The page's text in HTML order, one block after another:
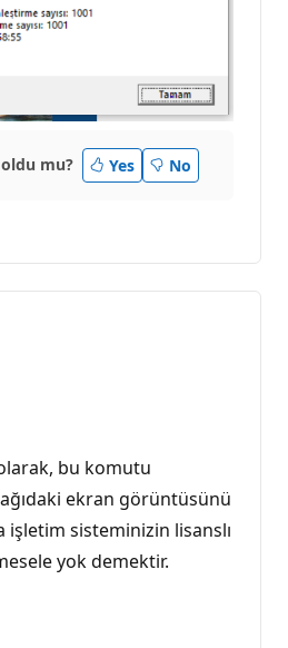
oldu mu? Yes No
bu komutu
ekran görüntüsünü
işletim sisteminizin lisanslı
yok demektir.